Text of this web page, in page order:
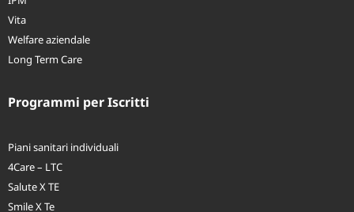
IPM
Vita
Welfare aziendale
Piani sanitari individuali
4Care – LTC
Salute X TE